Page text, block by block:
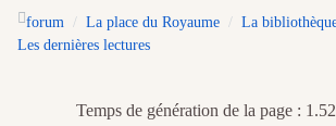
forum La place du Royaume
La
Les dernières lectures
Temps de génération de la page :